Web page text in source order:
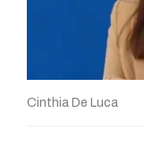
Cinthia De Luca